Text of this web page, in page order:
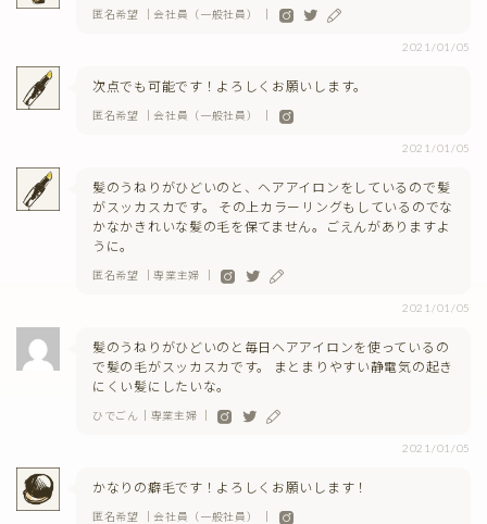
匿名希望 ｜会社員（一般社員） ｜
2021/01/05
次点でも可能です！よろしくお願いします。
匿名希望 ｜会社員（一般社員） ｜
2021/01/05
髪のうねりがひどいのと、ヘアアイロンをしているので髪
がスッカスカです。 その上カラーリングもしているのでな
かなかきれいな髪の毛を保てません。ごえんがありますよ
うに。
匿名希望 ｜専業主婦 ｜
2021/01/05
髪のうねりがひどいのと毎日ヘアアイロンを使っているの
で髪の毛がスッカスカです。 まとまりやすい静電気の起き
にくい髪にしたいな。
ひでごん｜専業主婦 ｜
2021/01/05
かなりの癖毛です！よろしくお願いします！
匿名希望 ｜会社員（一般社員） ｜